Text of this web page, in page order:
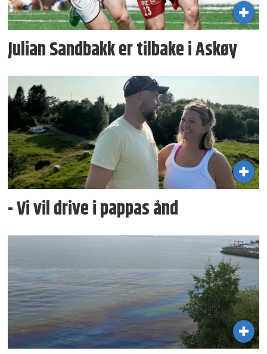
Julian Sandbakk er tilbake i Askøy
- Vi vil drive i pappas ånd